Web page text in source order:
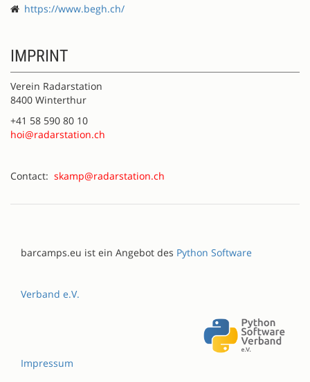
https://www.begh.ch/
IMPRINT
Verein Radarstation
8400 Winterthur
+41 58 590 80 10
hoi@radarstation.ch
Contact: skamp@radarstation.ch
barcamps.eu ist ein Angebot des Python Software
Verband e.V.
Impressum